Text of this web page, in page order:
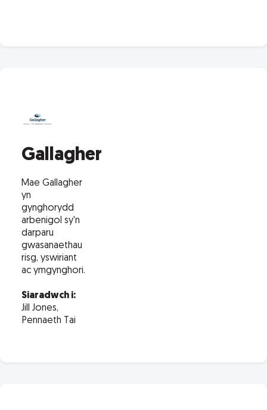
Gallagher
Mae Gallagher
yn
gynghorydd
arbenigol sy'n
darparu
gwasanaethau
risg, yswiriant
ac ymgynghori.
Siaradwch i:
Jill Jones,
Pennaeth Tai